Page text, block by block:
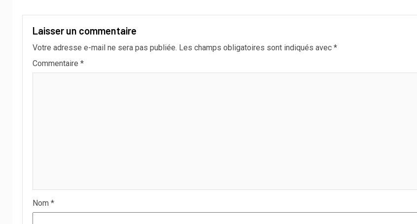
Laisser un commentaire
Votre adresse e-mail ne sera pas publiée. Les champs obligatoires sont indiqués avec *
Commentaire *
Nom *